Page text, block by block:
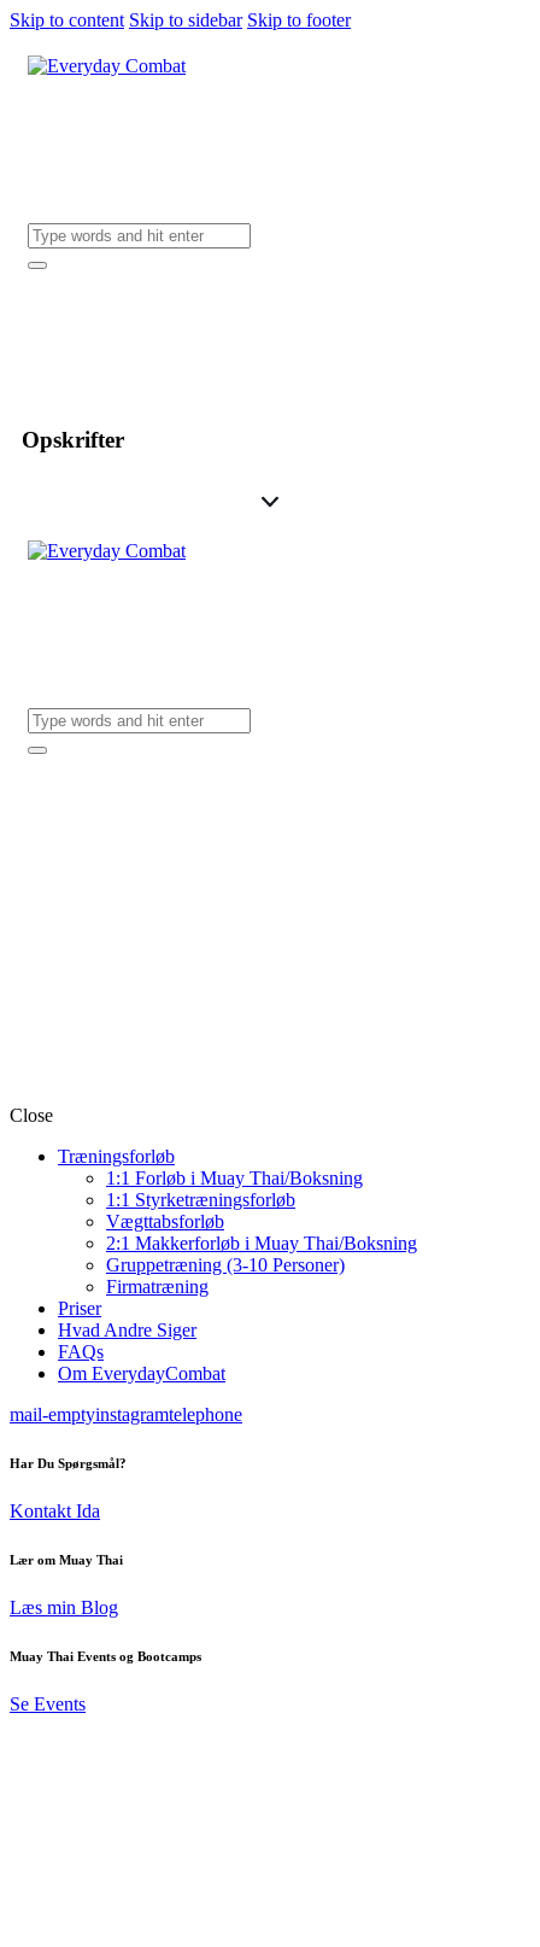
Skip to content Skip to sidebar Skip to footer
Opskrifter
Close
Træningsforløb
1:1 Forløb i Muay Thai/Boksning
1:1 Styrketræningsforløb
Vægttabsforløb
2:1 Makkerforløb i Muay Thai/Boksning
Gruppetræning (3-10 Personer)
Firmatræning
Priser
Hvad Andre Siger
FAQs
Om EverydayCombat
mail-emptyinstagramtelephone
Har Du Spørgsmål?
Kontakt Ida
Lær om Muay Thai
Læs min Blog
Muay Thai Events og Bootcamps
Se Events